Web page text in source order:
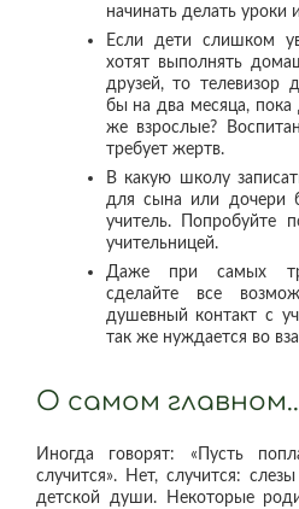
начинать делать уроки
Если дети слишком
хотят выполнять
друзей, то телевизор
бы на два месяца, пока
же взрослые?
требует жертв.
В какую школу
для сына или дочери
учитель. Попробуйте
учительницей.
Даже при самых
сделайте все
душевный контакт с
так же нуждается во
О самом
Иногда говорят: «Пусть
случится». Нет, случится:
детской души. Некоторые